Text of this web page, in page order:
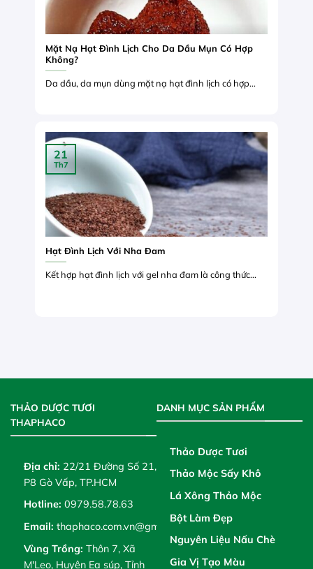
Mặt Nạ Hạt Đình Lịch Cho Da Dầu Mụn Có Hợp
Không?
Da dầu, da mụn dùng mặt nạ hạt đình lịch có hợp...
Hạt Đình Lịch Với Nha Đam
Kết hợp hạt đình lịch với gel nha đam là công thức...
21
Th7
THẢO DƯỢC TƯƠI
THAPHACO
Địa chỉ: 22/21 Đường Số 21,
P8 Gò Vấp, TP.HCM
Hotline: 0979.58.78.63
Email: thaphaco.com.vn@gmail.com
Vùng Trồng: Thôn 7, Xã
M'Leo, Huyện Ea súp, Tỉnh
DANH MỤC SẢN PHẨM
Thảo Dược Tươi
Thảo Mộc Sấy Khô
Lá Xông Thảo Mộc
Bột Làm Đẹp
Nguyên Liệu Nấu Chè
Gia Vị Tạo Màu